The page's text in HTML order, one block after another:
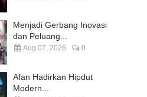
Menjadi Gerbang Inovasi
dan Peluang...
Aug 07, 2026 0
Afan Hadirkan Hipdut
Modern...